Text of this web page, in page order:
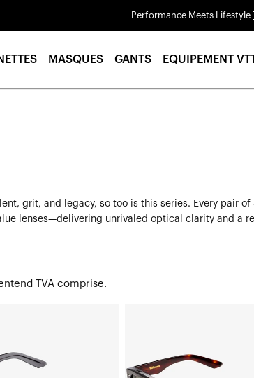
Performance Meets Lifestyle
MASQUES GANTS EQUIPEMENT
grit, and legacy, so too is this series. Every pair
lenses—delivering unrivaled optical clarity and a
TVA comprise.
«